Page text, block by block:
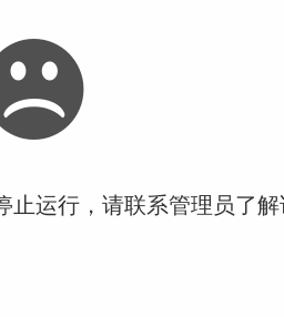
止运行，请联系管理员了